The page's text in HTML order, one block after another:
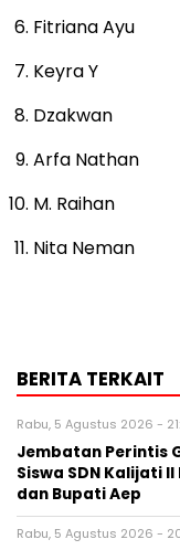
Fitriana Ayu
Keyra Y
Dzakwan
Arfa Nathan
M. Raihan
Nita Neman
BERITA TERKAIT
Rabu, 5 Agustus 2026 -
Jembatan Perintis
Siswa SDN Kalijati
dan Bupati Aep
Rabu, 5 Agustus 2026 -